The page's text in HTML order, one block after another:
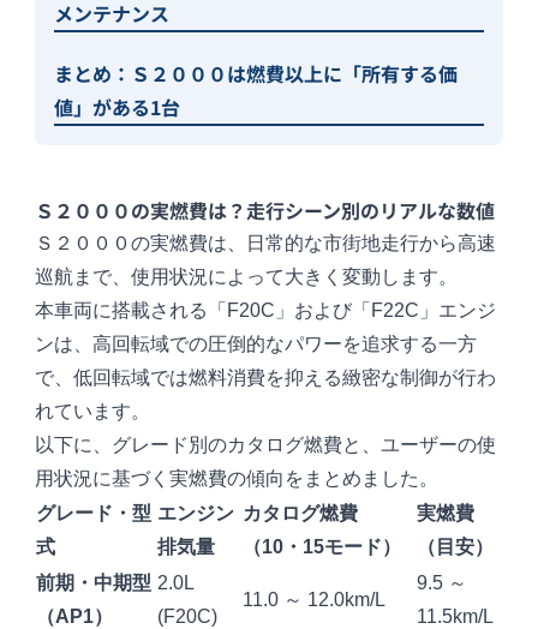
メンテナンス
まとめ：Ｓ２０００は燃費以上に「所有する価
値」がある1台
Ｓ２０００の実燃費は？走行シーン別のリアルな数値
Ｓ２０００の実燃費は、日常的な市街地走行から高速
巡航まで、使用状況によって大きく変動します。
本車両に搭載される「F20C」および「F22C」エンジ
ンは、高回転域での圧倒的なパワーを追求する一方
で、低回転域では燃料消費を抑える緻密な制御が行わ
れています。
以下に、グレード別のカタログ燃費と、ユーザーの使
用状況に基づく実燃費の傾向をまとめました。
グレード・型
式
エンジン
排気量
カタログ燃費
（10・15モード）
実燃費
（目安）
前期・中期型
（AP1）
2.0L
(F20C)
11.0 ～ 12.0km/L
9.5 ～
11.5km/L